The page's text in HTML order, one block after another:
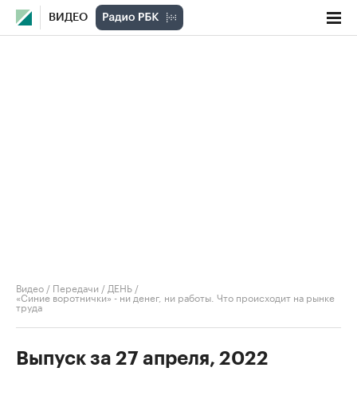
ВИДЕО
Видео / Передачи / ДЕНЬ /
«Синие воротнички» - ни денег, ни работы. Что происходит на рынке
труда
Выпуск за 27 апреля, 2022